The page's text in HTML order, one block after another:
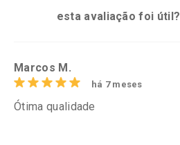
esta avaliação foi útil?
Marcos M.
há 7 meses
Ótima qualidade